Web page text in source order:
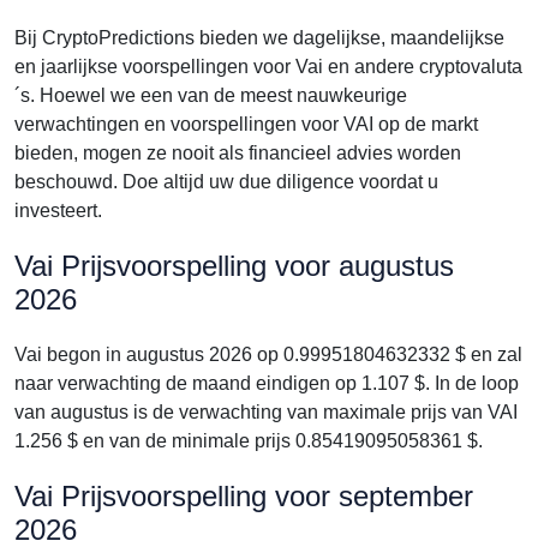
Bij CryptoPredictions bieden we dagelijkse, maandelijkse
en jaarlijkse voorspellingen voor Vai en andere cryptovaluta
´s. Hoewel we een van de meest nauwkeurige
verwachtingen en voorspellingen voor VAI op de markt
bieden, mogen ze nooit als financieel advies worden
beschouwd. Doe altijd uw due diligence voordat u
investeert.
Vai Prijsvoorspelling voor augustus
2026
Vai begon in augustus 2026 op 0.99951804632332 $ en zal
naar verwachting de maand eindigen op 1.107 $. In de loop
van augustus is de verwachting van maximale prijs van VAI
1.256 $ en van de minimale prijs 0.85419095058361 $.
Vai Prijsvoorspelling voor september
2026